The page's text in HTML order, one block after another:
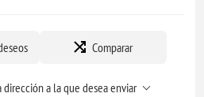
Comparar
dirección a la que desea enviar